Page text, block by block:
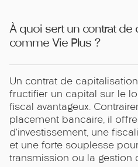
À quoi sert un contrat de
comme Vie Plus ?
Un contrat de
fructifier un capital sur le
fiscal avantageux.
placement bancaire, il
d’investissement, une
et une forte souplesse
transmission ou la gestion